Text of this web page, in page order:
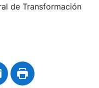
de Transformación